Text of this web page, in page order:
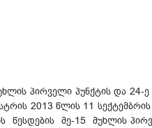
პირველი პუნქტის და
2013 წლის 11
წესდების მე-15 მუხლის